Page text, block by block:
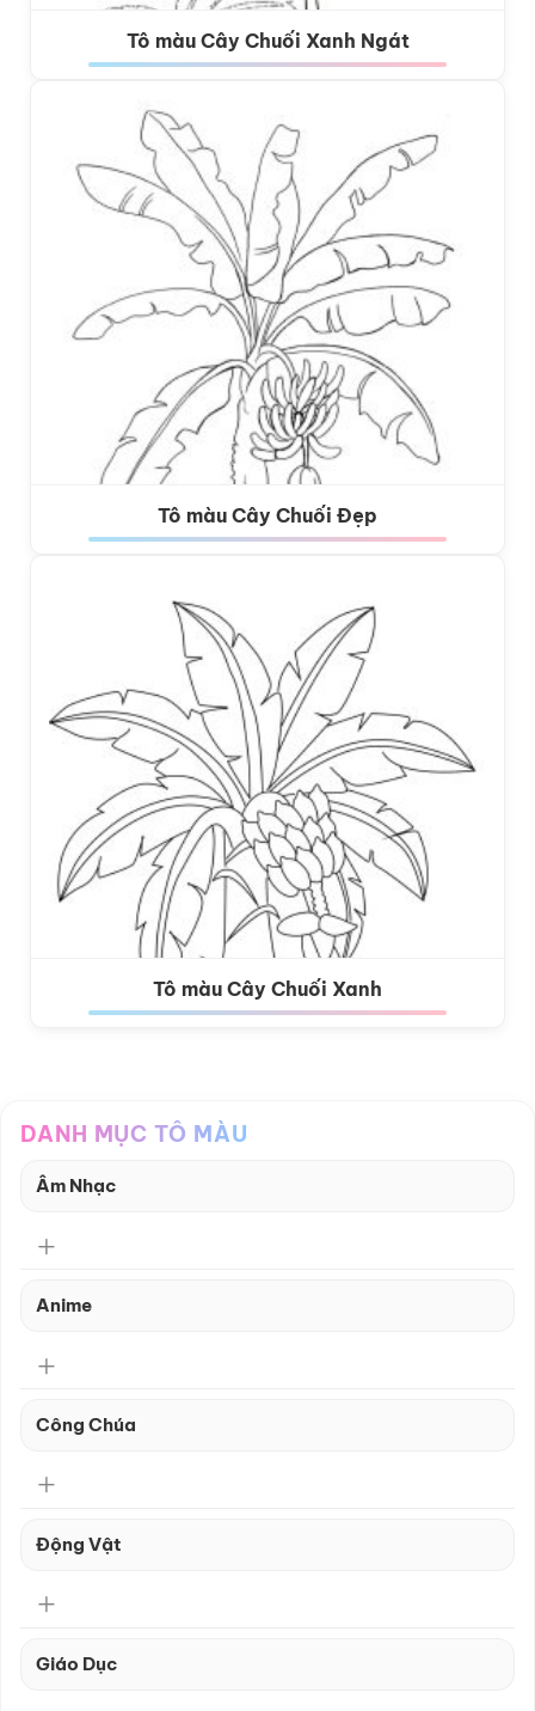
Tô màu Cây Chuối Xanh Ngát
Tô màu Cây Chuối Đẹp
Tô màu Cây Chuối Xanh
DANH MỤC TÔ MÀU
Âm Nhạc
Anime
Công Chúa
Động Vật
Giáo Dục